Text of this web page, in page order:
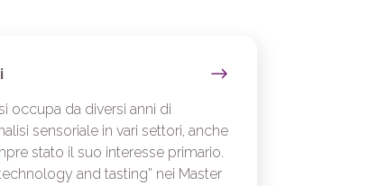
occupa da diversi anni di
sensoriale in vari settori, anche
stato il suo interesse primario.
and tasting” nei Master